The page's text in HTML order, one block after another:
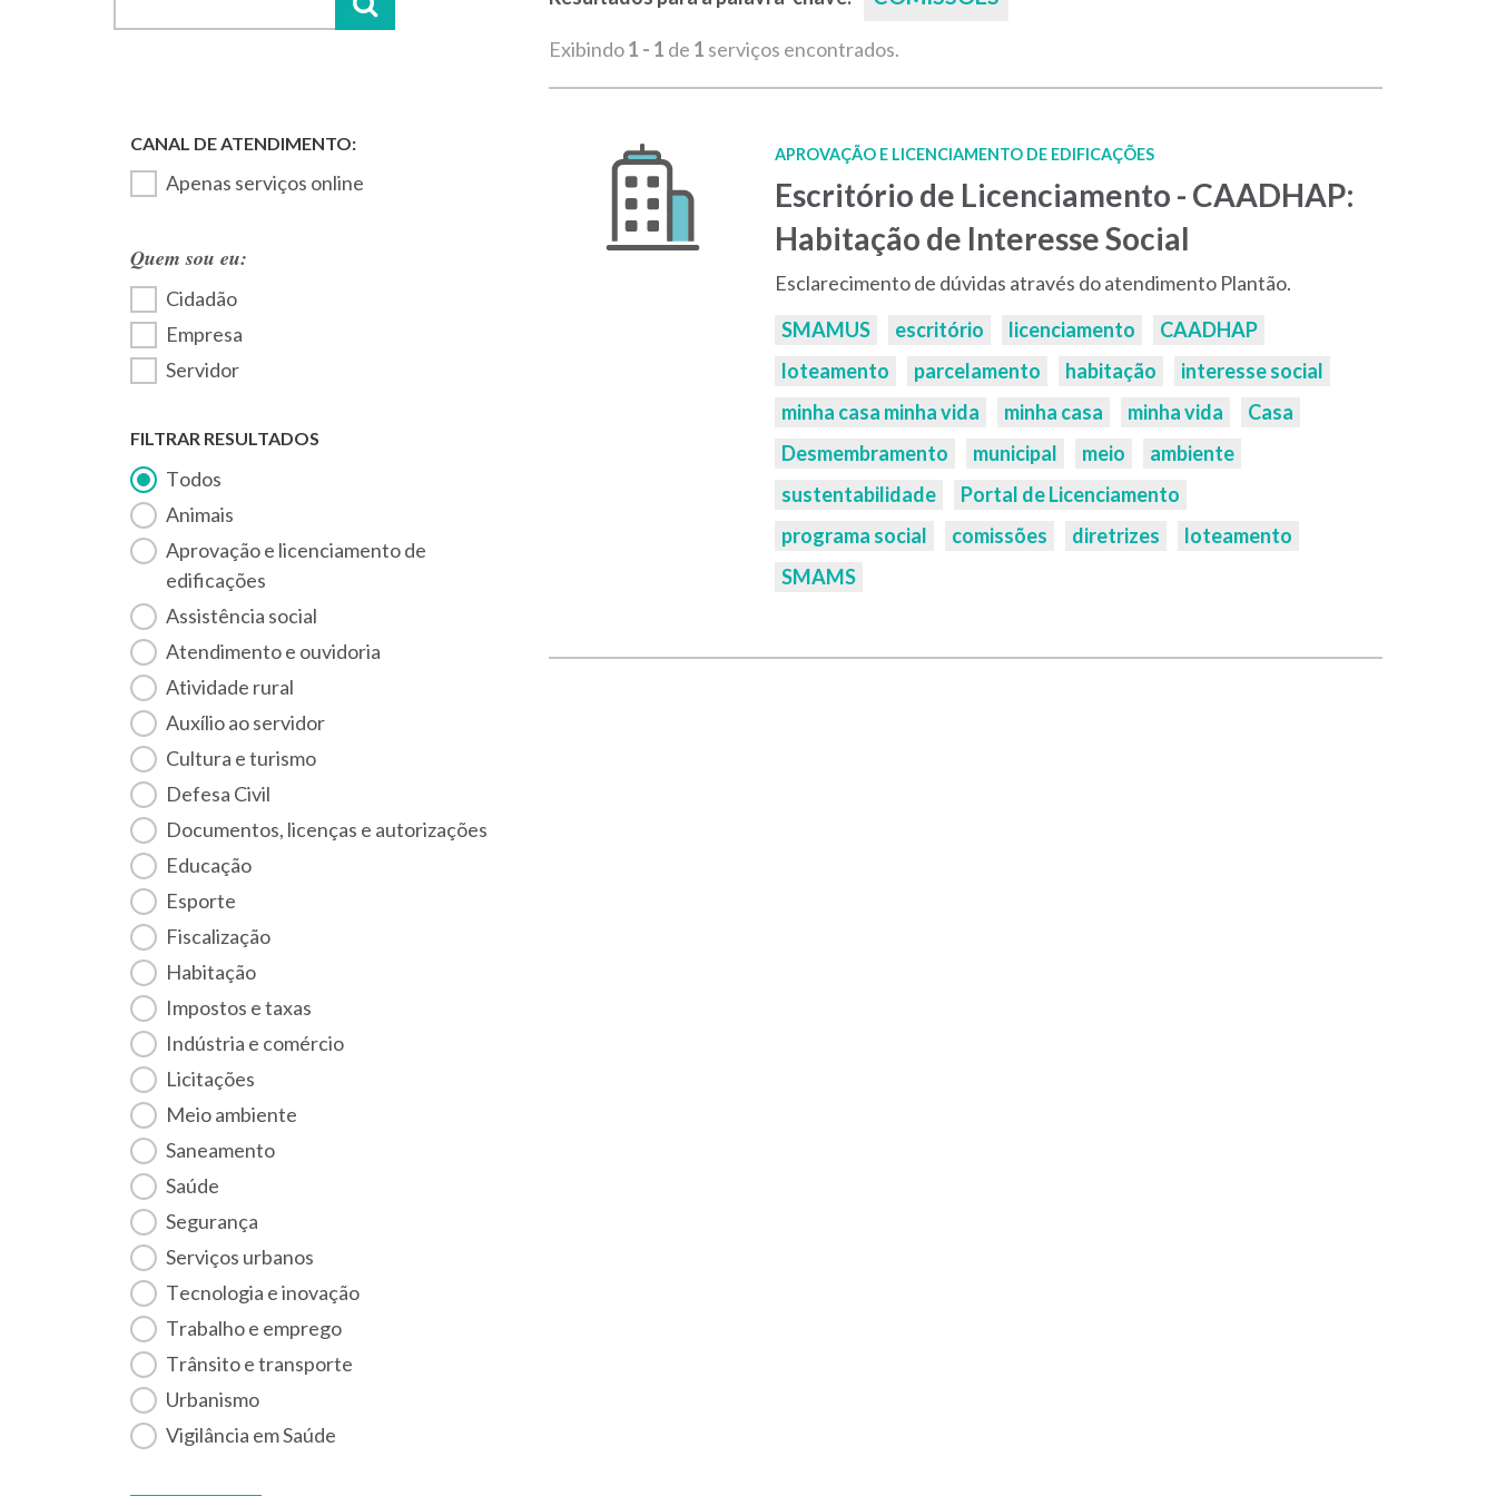
Apenas serviços online
Quem sou eu:
Cidadão
Empresa
Servidor
FILTRAR RESULTADOS
Todos
Animais
Aprovação e licenciamento de
edificações
Assistência social
Atendimento e ouvidoria
Atividade rural
Auxílio ao servidor
Cultura e turismo
Defesa Civil
Documentos, licenças e autorizações
Educação
Esporte
Fiscalização
habitação
Impostos e taxas
Indústria e comércio
Licitações
Meio ambiente
Saneamento
Saúde
Segurança
Serviços urbanos
Tecnologia e inovação
Trabalho e emprego
Trânsito e transporte
Urbanismo
Vigilância em Saúde
Exibindo1 - 1 de 1 serviços encontrados.
APROVAÇÃO E LICENCIAMENTO DE EDIFICAÇÕES
Escritório de Licenciamento - CAADHAP:
Habitação de Interesse Social
Esclarecimento de dúvidas através do atendimento Plantão.
Palavras-
chaves:
SMAMUS escritório licenciamento
CAADHAP
loteamento
parcelamento habitação
interesse social
minha casa minha vida
minha casa minha vida
Casa
Desmembramento
municipal meio
ambiente
sustentabilidade
Portal de Licenciamento
programa social
comissões diretrizes
loteamento
SMAMS